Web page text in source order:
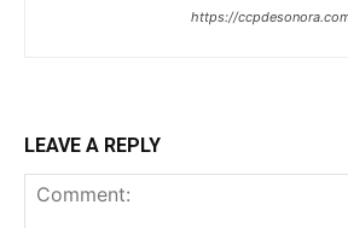
https://
LEAVE A REPLY